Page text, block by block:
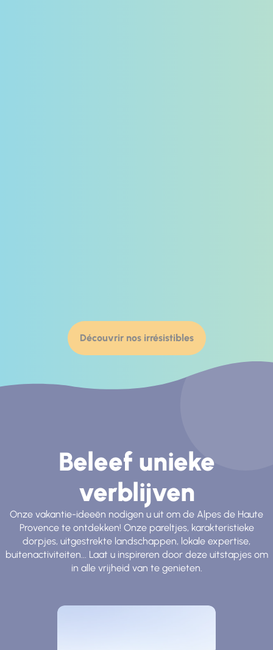
Découvrir nos irrésistibles
Beleef unieke
verblijven
Onze vakantie-ideeën nodigen u uit om de Alpes de Haute
Provence te ontdekken! Onze pareltjes, karakteristieke
dorpjes, uitgestrekte landschappen, lokale expertise,
buitenactiviteiten... Laat u inspireren door deze uitstapjes om
in alle vrijheid van te genieten.